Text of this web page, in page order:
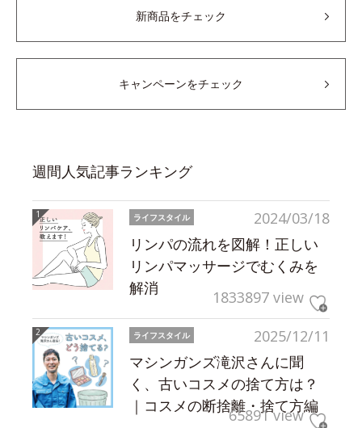
新商品をチェック
キャンペーンをチェック
週間人気記事ランキング
2024/03/18
ライフスタイル
リンパの流れを図解！正しい
リンパマッサージでむくみを
解消
1833897 view
2025/12/11
ライフスタイル
マシンガンズ滝沢さんに聞
く、古いコスメの捨て方は？
｜コスメの断捨離・捨て方編
65891 view